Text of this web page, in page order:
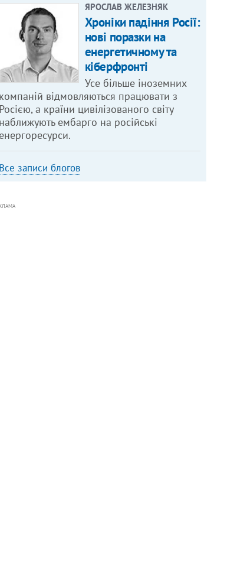
ЯРОСЛАВ ЖЕЛЕЗНЯК
Хроніки падіння Росії:
нові поразки на
енергетичному та
кіберфронті
Усе більше іноземних
компаній відмовляються працювати з
Росією, а країни цивілізованого світу
наближують ембарго на російські
енергоресурси.
Все записи блогов